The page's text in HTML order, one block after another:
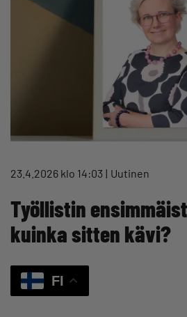
23.4.2026 klo 14:03 Uutinen
Työllistin
kuinka sitten kävi?
FI